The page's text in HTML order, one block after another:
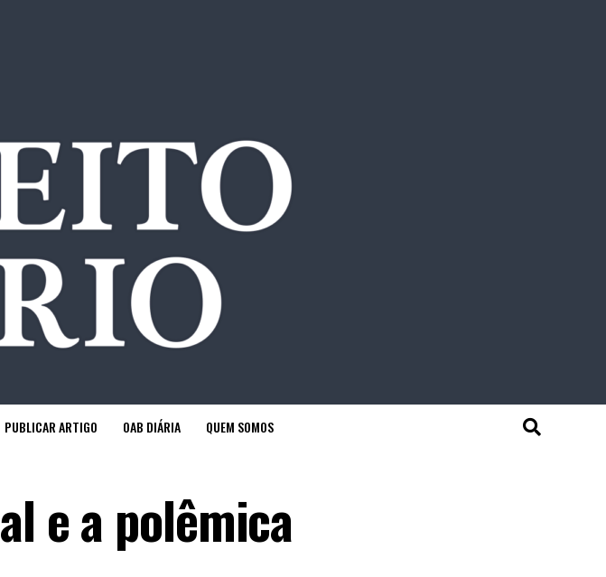
PUBLICAR ARTIGO OAB DIÁRIA QUEM SOMOS
e a polêmica